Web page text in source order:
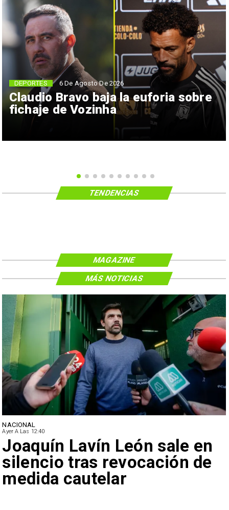
Claudio Bravo baja la euforia sobre
fichaje de Vozinha
DEPORTES 6 De Agosto De 2026
TENDENCIAS
MAGAZINE
NACIONAL
Ayer A Las 12:40
Joaquín Lavín León sale en
silencio tras revocación de
medida cautelar
MÁS NOTICIAS